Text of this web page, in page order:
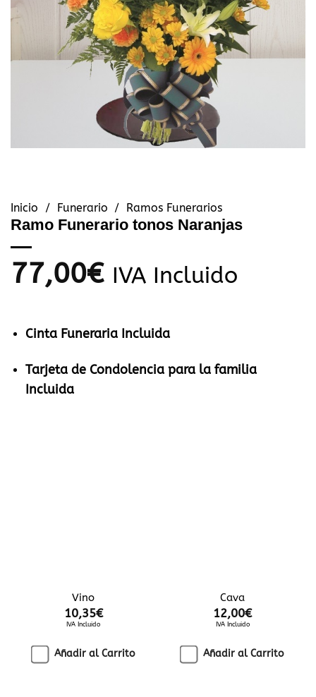
Inicio / Funerario / Ramos Funerarios
Ramo Funerario tonos Naranjas
77,00€ IVA Incluido
Cinta Funeraria Incluida
Tarjeta de Condolencia para la familia
Incluida
Vino
10,35€
IVA Incluido
Añadir al Carrito
Cava
12,00€
IVA Incluido
Añadir al Carrito